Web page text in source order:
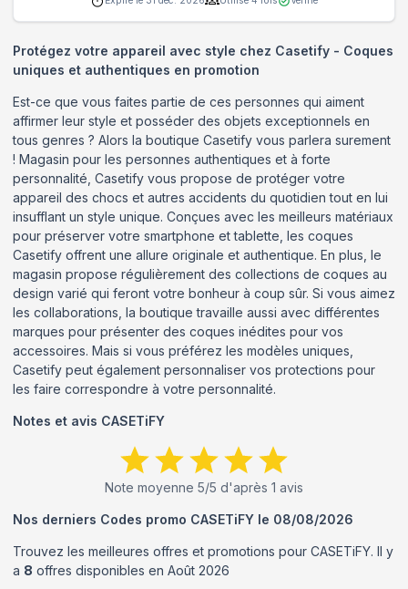
Protégez votre appareil avec style chez Casetify - Coques
uniques et authentiques en promotion
Est-ce que vous faites partie de ces personnes qui aiment
affirmer leur style et posséder des objets exceptionnels en
tous genres ? Alors la boutique Casetify vous parlera surement
! Magasin pour les personnes authentiques et à forte
personnalité, Casetify vous propose de protéger votre
appareil des chocs et autres accidents du quotidien tout en lui
insufflant un style unique. Conçues avec les meilleurs matériaux
pour préserver votre smartphone et tablette, les coques
Casetify offrent une allure originale et authentique. En plus, le
magasin propose régulièrement des collections de coques au
design varié qui feront votre bonheur à coup sûr. Si vous aimez
les collaborations, la boutique travaille aussi avec différentes
marques pour présenter des coques inédites pour vos
accessoires. Mais si vous préférez les modèles uniques,
Casetify peut également personnaliser vos protections pour
les faire correspondre à votre personnalité.
Notes et avis CASETiFY
Note moyenne 5/5 d'après 1 avis
Nos derniers Codes promo CASETiFY le 08/08/2026
Trouvez les meilleures offres et promotions pour CASETiFY. Il y
a 8 offres disponibles en Août 2026